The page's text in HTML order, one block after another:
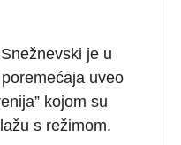
je u
uveo
kojom su
s režimom.